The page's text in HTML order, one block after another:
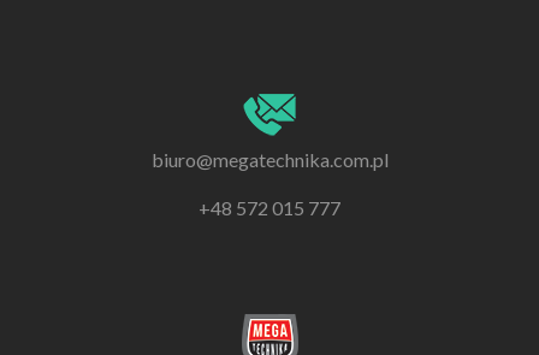
biuro@megatechnika.com.pl
+48 572 015 777